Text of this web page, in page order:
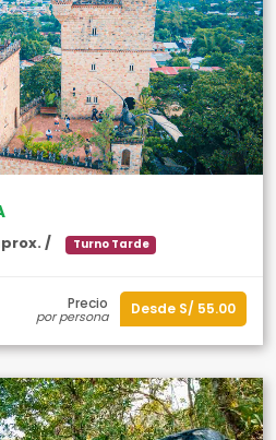
/ Turno Tarde
Precio
por persona Desde S/ 55.00